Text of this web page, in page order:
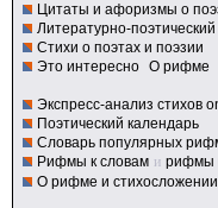
Цитаты и афоризмы о
Литературно-
Стихи о поэтах и поэзии
Это интересно О рифме
Экспресс-анализ стихов
Поэтический календарь
Словарь популярных
Рифмы к словам и рифмы
О рифме и стихосложении